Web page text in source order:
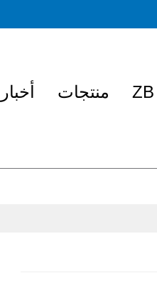
منتجات أخبار